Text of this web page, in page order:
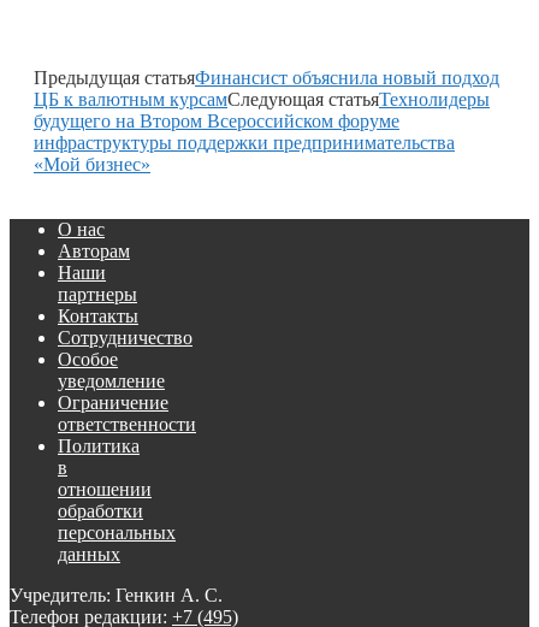
Предыдущая статьяФинансист объяснила новый подход
ЦБ к валютным курсамСледующая статьяТехнолидеры
будущего на Втором Всероссийском форуме
инфраструктуры поддержки предпринимательства
«Мой бизнес»
О нас
Авторам
Наши
партнеры
Контакты
Сотрудничество
Особое
уведомление
Ограничение
ответственности
Политика
в
отношении
обработки
персональных
данных
Учредитель: Генкин А. С.
Телефон редакции: +7 (495)